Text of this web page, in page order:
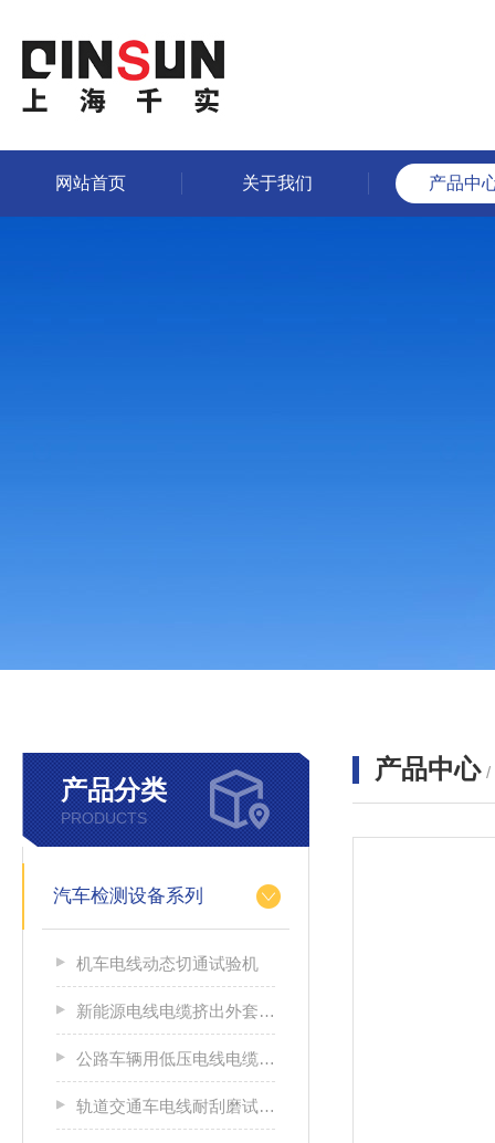
网站首页 关于我们 产品中
产品分类
PRODUCTS
汽车检测设备系列
机车电线动态切通试验机
新能源电线电缆挤出外套刮磨试验仪
公路车辆用低压电线电缆耐刮磨试验机
轨道交通车电线耐刮磨试验机
产品中心 /